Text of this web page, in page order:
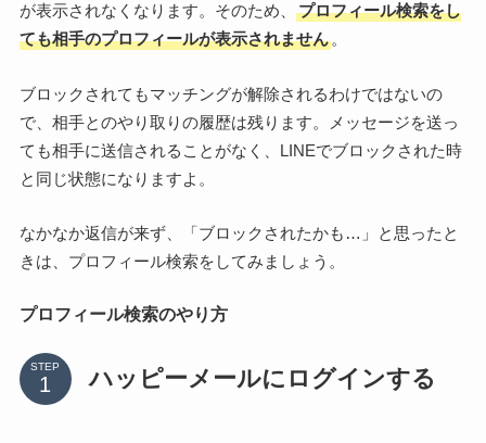
が表示されなくなります。そのため、
プロフィール検索をし
ても相手のプロフィールが表示されません。
ブロックされてもマッチングが解除されるわけではないの
で、相手とのやり取りの履歴は残ります。メッセージを送っ
ても相手に送信されることがなく、LINEでブロックされた時
と同じ状態になりますよ。
なかなか返信が来ず、「ブロックされたかも…」と思ったと
きは、プロフィール検索をしてみましょう。
プロフィール検索のやり方
STEP ハッピーメールにログインする